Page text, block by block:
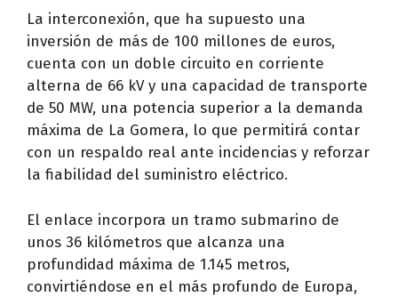
La interconexión, que ha supuesto una
inversión de más de 100 millones de euros,
cuenta con un doble circuito en corriente
alterna de 66 kV y una capacidad de transporte
de 50 MW, una potencia superior a la demanda
máxima de La Gomera, lo que permitirá contar
con un respaldo real ante incidencias y reforzar
la fiabilidad del suministro eléctrico.
El enlace incorpora un tramo submarino de
unos 36 kilómetros que alcanza una
profundidad máxima de 1.145 metros,
convirtiéndose en el más profundo de Europa,